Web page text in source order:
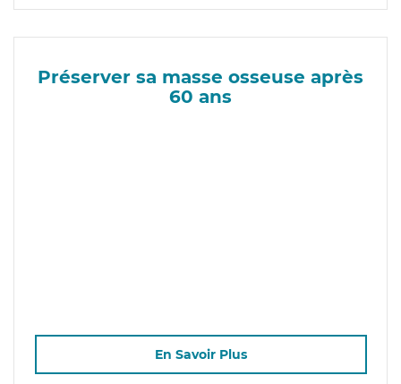
Préserver sa masse osseuse après
60 ans
En Savoir Plus